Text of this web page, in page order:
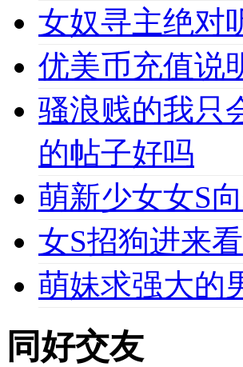
女奴寻主绝对
优美币充值说
骚浪贱的我只
的帖子好吗
萌新少女女S
女S招狗进来看
萌妹求强大的
同好交友